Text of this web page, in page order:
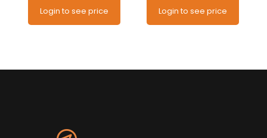
Login to see price Login to see price